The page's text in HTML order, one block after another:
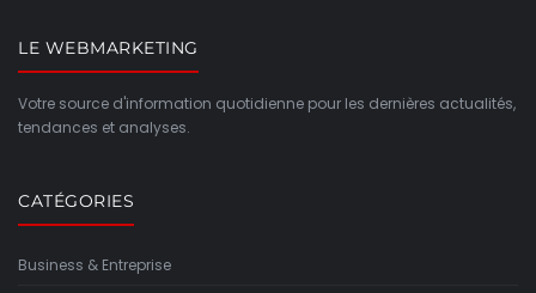
LE WEBMARKETING
Votre source d'information quotidienne pour les dernières actualités,
tendances et analyses.
CATÉGORIES
Business & Entreprise